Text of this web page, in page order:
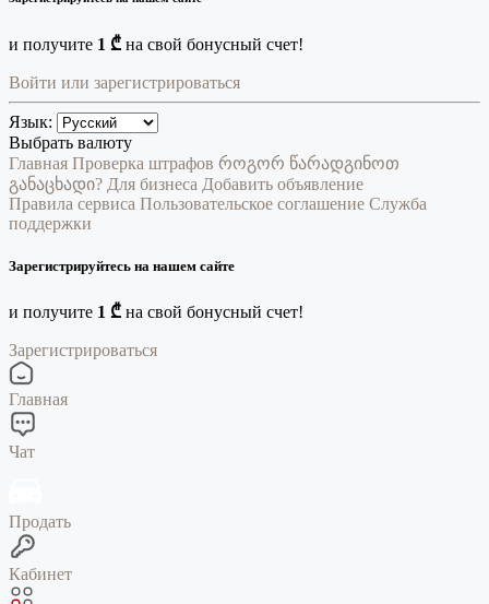
и получите 1 ₾ на свой бонусный счет!
Войти или зарегистрироваться
Язык:
Выбрать валюту
Главная Проверка штрафов როგორ წარადგინოთ
განაცხადი? Для бизнеса Добавить объявление
Правила сервиса Пользовательское соглашение Служба
поддержки
Зарегистрируйтесь на нашем сайте
и получите 1 ₾ на свой бонусный счет!
Зарегистрироваться
Главная
Чат
Продать
Кабинет